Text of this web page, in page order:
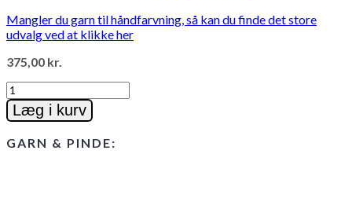
Mangler du garn til håndfarvning, så kan du finde det store
udvalg ved at klikke her
375,00 kr.
Startkit
til
garnfarvning
uld
Læg i kurv
GARN & PINDE: